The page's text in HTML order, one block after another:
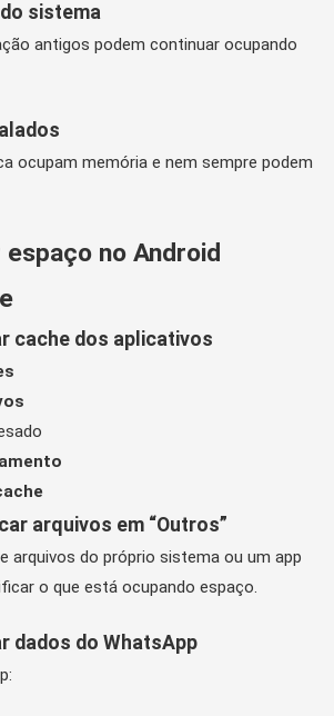
sistema
antigos podem continuar ocupando
ocupam memória e nem sempre podem
no Android
cache dos aplicativos
arquivos em “Outros”
arquivos do próprio sistema ou um app
o que está ocupando espaço.
dados do WhatsApp